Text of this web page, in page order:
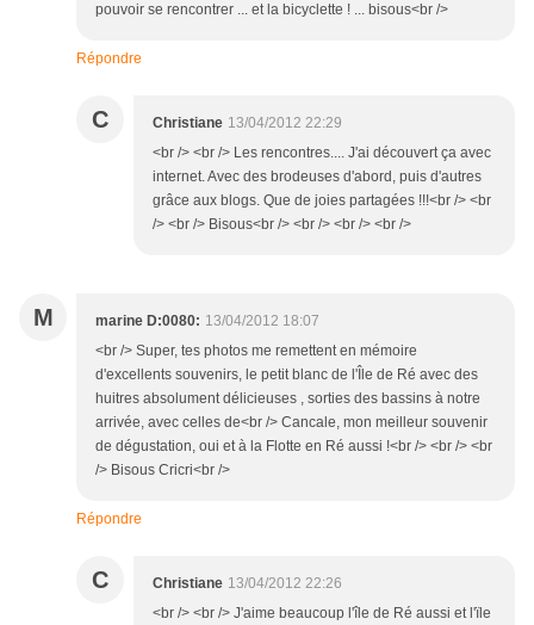
pouvoir se rencontrer ... et la bicyclette ! ... bisous<br />
Répondre
C Christiane 13/04/2012 22:29
<br /> <br /> Les rencontres.... J'ai découvert ça avec
internet. Avec des brodeuses d'abord, puis d'autres
grâce aux blogs. Que de joies partagées !!!<br /> <br
/> <br /> Bisous<br /> <br /> <br /> <br />
M marine D:0080: 13/04/2012 18:07
<br /> Super, tes photos me remettent en mémoire
d'excellents souvenirs, le petit blanc de l'Île de Ré avec des
huitres absolument délicieuses , sorties des bassins à notre
arrivée, avec celles de<br /> Cancale, mon meilleur souvenir
de dégustation, oui et à la Flotte en Ré aussi !<br /> <br /> <br
/> Bisous Cricri<br />
Répondre
C Christiane 13/04/2012 22:26
<br /> <br /> J'aime beaucoup l'île de Ré aussi et l'ïle